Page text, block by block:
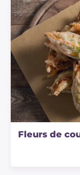
Fleurs de